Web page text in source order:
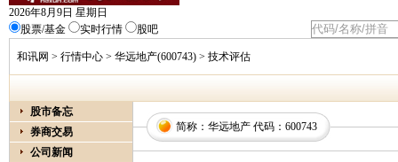
2026年8月9日 星期日
股票/基金
实时行情 股吧
和讯网 > 行情中心 > 华远地产(600743) > 技术评估
股市备忘
券商交易
公司新闻
简称： 华远地产 代码： 600743